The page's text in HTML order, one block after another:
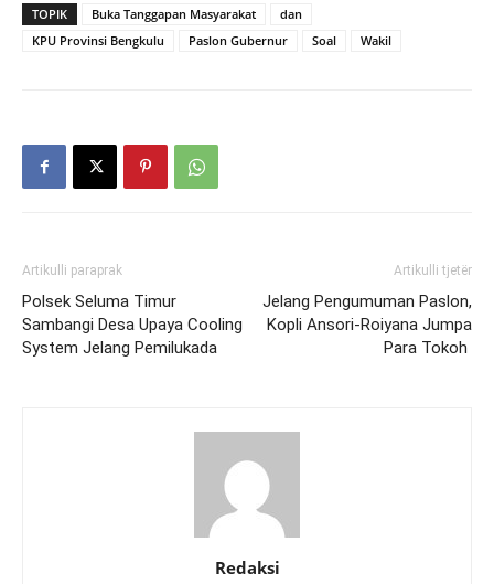
TOPIK Buka Tanggapan Masyarakat
dan
KPU Provinsi Bengkulu
Paslon Gubernur Soal Wakil
Artikulli paraprak
Polsek Seluma Timur
Sambangi Desa Upaya Cooling
System Jelang Pemilukada
Artikulli tjetër
Jelang Pengumuman Paslon,
Kopli Ansori-Roiyana Jumpa
Para Tokoh
Redaksi